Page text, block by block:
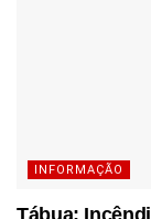
INFORMAÇÃO
Tábua: